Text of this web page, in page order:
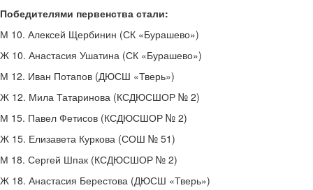
Победителями первенства стали:
М 10. Алексей Щербинин (СК «Бурашево»)
Ж 10. Анастасия Ушатина (СК «Бурашево»)
М 12. Иван Потапов (ДЮСШ «Тверь»)
Ж 12. Мила Татаринова (КСДЮСШОР № 2)
М 15. Павел Фетисов (КСДЮСШОР № 2)
Ж 15. Елизавета Куркова (СОШ № 51)
М 18. Сергей Шпак (КСДЮСШОР № 2)
Ж 18. Анастасия Берестова (ДЮСШ «Тверь»)